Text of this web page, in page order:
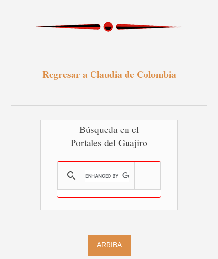
Regresar a Claudia de Colombia
Búsqueda en el
Portales del Guajiro
ARRIBA